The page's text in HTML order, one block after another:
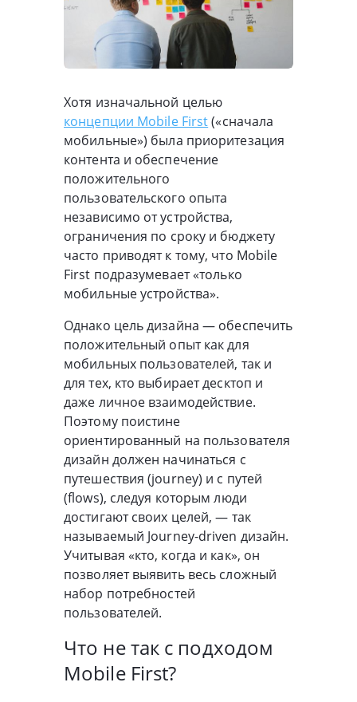
Хотя изначальной целью
концепции Mobile First(«сначала
мобильные») была приоритезация
контента и обеспечение
положительного
пользовательского опыта
независимо от устройства,
ограничения по сроку и бюджету
часто приводят к тому, что Mobile
First подразумевает «только
мобильные устройства».
Однако цель дизайна — обеспечить
положительный опыт как для
мобильных пользователей, так и
для тех, кто выбирает десктоп и
даже личное взаимодействие.
Поэтому поистине
ориентированный на пользователя
дизайн должен начинаться с
путешествия (journey) и с путей
(flows), следуя которым люди
достигают своих целей, — так
называемый Journey-driven дизайн.
Учитывая «кто, когда и как», он
позволяет выявить весь сложный
набор потребностей
пользователей.
Что не так с подходом
Mobile First?